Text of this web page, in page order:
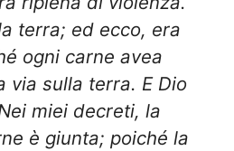
terra; ed ecco, era
ogni carne avea
via sulla terra. E Dio
miei decreti, la
è giunta; poiché la